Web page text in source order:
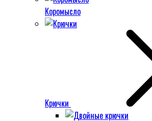
Коромысло
Крючки